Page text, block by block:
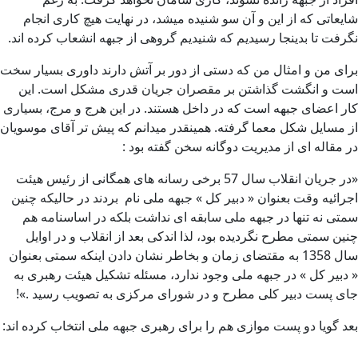
شایعاتی که از این و آن سو شنیده میشد، در نهایت هیچ کاری انجام
نگرفت تا بدینجا رسیدیم که شنیدیم گروهی از جبهه انشعاب کرده اند.
برای من و امثال من که دستی از دور بر آتش دارند داوری بسیار سخت
است و انگشت گذاشتن بر مقصران جریان قدری مشکل است. این
کار اعضای جبهه است که در داخل هستند. در این هرج و مرج، بسیاری
از مسایل شکل معما گرفته. همینقدر میدانم که پیش تر آقای موسویان
در مقاله ای از مدیریت دوگانه سخن گفته بود :
«در جریان انقلاب سال 57 برخی رسانه های همگانی از رئیس هیئت
اجرائیه وقت بعنوان « دبیر کل » جبهه ملی نام بردند در حالیکه چنین
سمتی نه تنها در جبهه ملی سابقه ای نداشت بلکه در اساسنامه هم
چنین سمتی مطرح نگردیده بود، لذا اندکی بعد از انقلاب و در اوایل
سال 1358 به مقتضای زمان و بخاطر نشان دادن اینکه سمتی بعنوان
« دبیر کل » در جبهه ملی وجود ندارد، مسئله تشکیل هیئت رهبری به
جای پست دبیر کلی مطرح و در شورای مرکزی به تصویب رسید .»!
بعد گویا دو پست موازی هم را برای رهبری جبهه ملی انتخاب کرده اند: